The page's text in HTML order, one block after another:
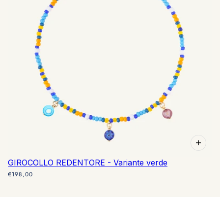
GIROCOLLO REDENTORE - Variante verde
€198,00